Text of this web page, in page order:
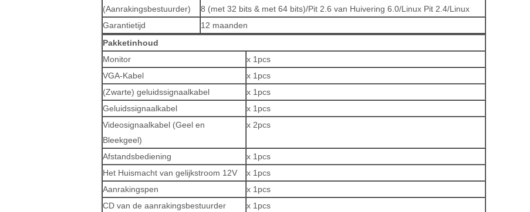
(Aanrakingsbestuurder)
8 (met 32 bits & met 64 bits)/Pit 2.6 van Huivering 6.0/Linux Pit 2.4/Linux
Garantietijd
12 maanden
Pakketinhoud
Monitor
x 1pcs
VGA-Kabel
x 1pcs
(Zwarte) geluidssignaalkabel
x 1pcs
Geluidssignaalkabel
x 1pcs
Videosignaalkabel (Geel en
Bleekgeel)
x 2pcs
Afstandsbediening
x 1pcs
Het Huismacht van gelijkstroom 12V
x 1pcs
Aanrakingspen
x 1pcs
CD van de aanrakingsbestuurder
x 1pcs